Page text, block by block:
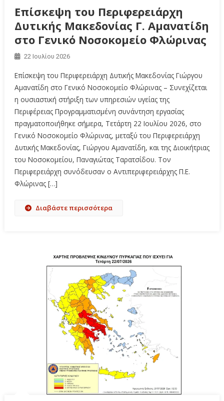
Επίσκεψη του Περιφερειάρχη
Δυτικής Μακεδονίας Γ. Αμανατίδη
στο Γενικό Νοσοκομείο Φλώρινας
22 Ιουλίου 2026
Επίσκεψη του Περιφερειάρχη Δυτικής Μακεδονίας Γιώργου
Αμανατίδη στο Γενικό Νοσοκομείο Φλώρινας – Συνεχίζεται
η ουσιαστική στήριξη των υπηρεσιών υγείας της
Περιφέρειας Προγραμματισμένη συνάντηση εργασίας
πραγματοποιήθηκε σήμερα, Τετάρτη 22 Ιουλίου 2026, στο
Γενικό Νοσοκομείο Φλώρινας, μεταξύ του Περιφερειάρχη
Δυτικής Μακεδονίας, Γιώργου Αμανατίδη, και της Διοικήτριας
του Νοσοκομείου, Παναγιώτας Ταρατσίδου. Τον
Περιφερειάρχη συνόδευσαν ο Αντιπεριφερειάρχης Π.Ε.
Φλώρινας […]
Διαβάστε περισσότερα